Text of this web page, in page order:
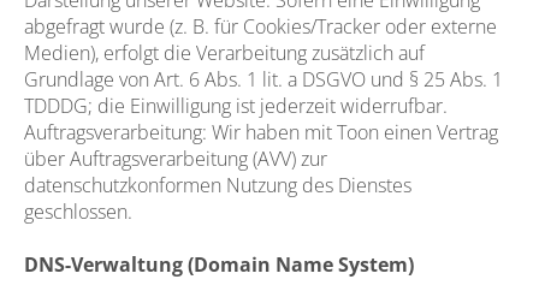
abgefragt wurde (z. B. für Cookies/Tracker oder externe
Medien), erfolgt die Verarbeitung zusätzlich auf
Grundlage von Art. 6 Abs. 1 lit. a DSGVO und § 25 Abs. 1
TDDDG; die Einwilligung ist jederzeit widerrufbar.
Auftragsverarbeitung: Wir haben mit Toon einen Vertrag
über Auftragsverarbeitung (AVV) zur
datenschutzkonformen Nutzung des Dienstes
geschlossen.
DNS-Verwaltung (Domain Name System)